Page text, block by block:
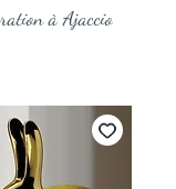
à Ajaccio